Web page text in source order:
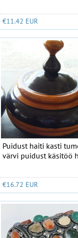
€11.42 EUR
Puidust haiti kasti
värvi puidust käsitöö
€16.72 EUR